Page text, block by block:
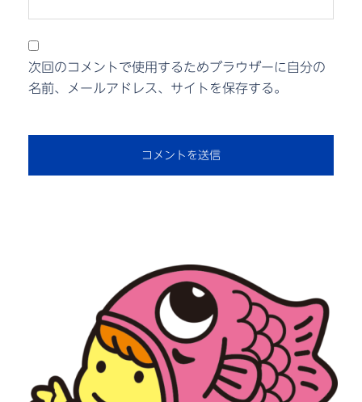
次回のコメントで使用するためブラウザーに自分の
名前、メールアドレス、サイトを保存する。